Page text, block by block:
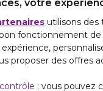
cale amovible
en papier et carton
gérées
minimum 26% de
de tri locales
votre
utilisons des
fonctionnement
proposer des offres
: vous pouvez